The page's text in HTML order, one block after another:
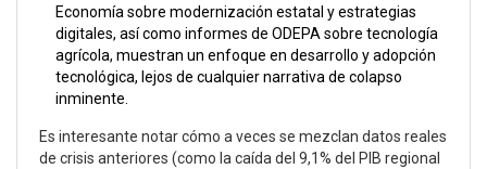
Economía sobre modernización estatal y estrategias
digitales, así como informes de ODEPA sobre tecnología
agrícola, muestran un enfoque en desarrollo y adopción
tecnológica, lejos de cualquier narrativa de colapso
inminente.
Es interesante notar cómo a veces se mezclan datos reales
de crisis anteriores (como la caída del 9,1% del PIB regional